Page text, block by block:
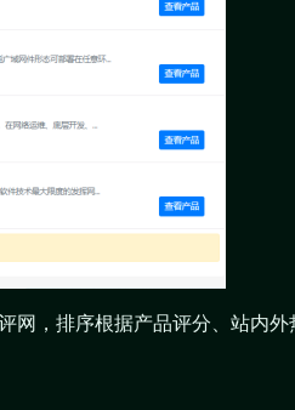
网，排序根据产品评分、站内